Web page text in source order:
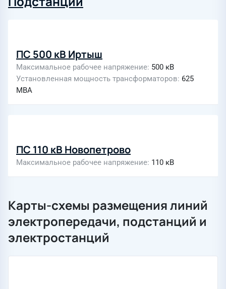
ПС 500 кВ Иртыш
Максимальное рабочее напряжение 500 кВ
Установленная мощность трансформаторов 625
МВА
ПС 110 кВ Новопетрово
Максимальное рабочее напряжение 110 кВ
Карты-схемы размещения линий
электропередачи, подстанций и
электростанций